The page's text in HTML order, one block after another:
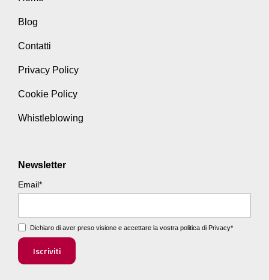
Blog
Contatti
Privacy Policy
Cookie Policy
Whistleblowing
Newsletter
Email*
Dichiaro di aver preso visione e accettare la vostra politica di Privacy*